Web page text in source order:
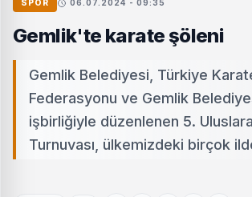
SPOR 06.07.2024 - 09:35
Gemlik'te karate şöleni
Gemlik Belediyesi, Türkiye
Federasyonu ve Gemlik
işbirliğiyle düzenlenen 5.
Turnuvası, ülkemizdeki birçok